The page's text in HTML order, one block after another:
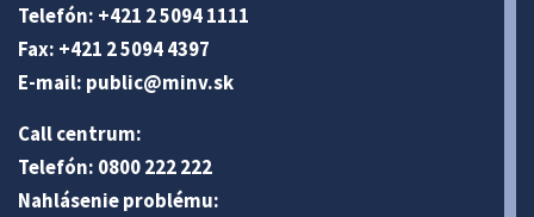
Telefón: +421 2 5094 1111
Fax: +421 2 5094 4397
E-mail: public@minv.sk
Call centrum:
Telefón: 0800 222 222
Nahlásenie problému: